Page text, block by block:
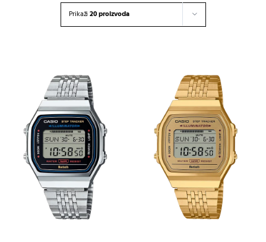
Prikaži 20 proizvoda